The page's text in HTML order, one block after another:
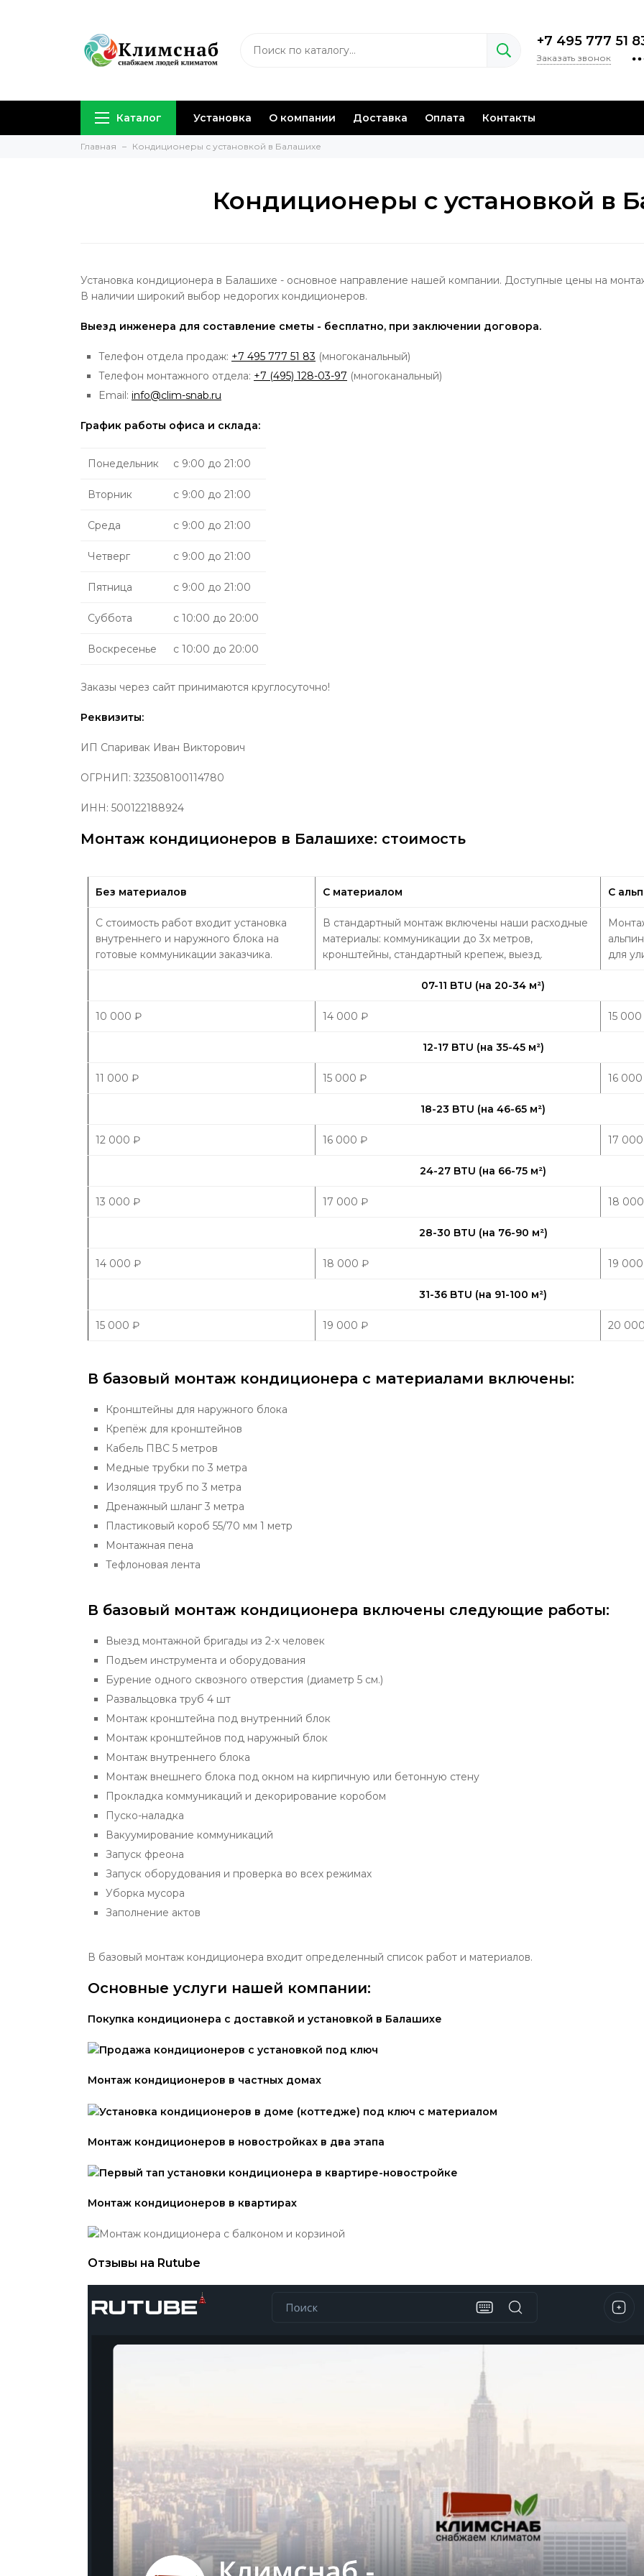
+7 495 777 51
Заказать звонок
Каталог Установка О компании Доставка Оплата Контакты
Главная Кондиционеры с установкой в Балашихе
Кондиционеры с установкой в
Установка кондиционера в Балашихе - основное направление нашей компании. Доступные цены на
В наличии широкий выбор недорогих кондиционеров.
Выезд инженера для составление сметы - бесплатно, при заключении договора.
Телефон отдела продаж: +7 495 777 51 83 (многоканальный)
Телефон монтажного отдела: +7 (495) 128-03-97 (многоканальный)
Email: info@clim-snab.ru
График работы офиса и склада:
Понедельник с 9:00 до 21:00
Вторник с 9:00 до 21:00
Среда с 9:00 до 21:00
Четверг с 9:00 до 21:00
Пятница с 9:00 до 21:00
Суббота с 10:00 до 20:00
Воскресенье с 10:00 до 20:00
Заказы через сайт принимаются круглосуточно!
Реквизиты:
ИП Спаривак Иван Викторович
ОГРНИП: 323508100114780
ИНН: 500122188924
Монтаж кондиционеров в Балашихе: стоимость
Без материалов С материалом С
С стоимость работ входит установка
внутреннего и наружного блока на
готовые коммуникации заказчика.
В стандартный монтаж включены наши расходные
материалы: коммуникации до 3х метров,
кронштейны, стандартный крепеж, выезд.
для
07-11 BTU (на 20-34 м²)
10 000 ₽ 14 000 ₽ 15 000
12-17 BTU (на 35-45 м²)
11 000 ₽ 15 000 ₽ 16
18-23 BTU (на 46-65 м²)
12 000 ₽ 16 000 ₽ 17
24-27 BTU (на 66-75 м²)
13 000 ₽ 17 000 ₽ 18
28-30 BTU (на 76-90 м²)
14 000 ₽ 18 000 ₽ 19
31-36 BTU (на 91-100 м²)
15 000 ₽ 19 000 ₽ 20
В базовый монтаж кондиционера с материалами включены:
Кронштейны для наружного блока
Крепёж для кронштейнов
Кабель ПВС 5 метров
Медные трубки по 3 метра
Изоляция труб по 3 метра
Дренажный шланг 3 метра
Пластиковый короб 55/70 мм 1 метр
Монтажная пена
Тефлоновая лента
В базовый монтаж кондиционера включены следующие работы:
Выезд монтажной бригады из 2-х человек
Подъем инструмента и оборудования
Бурение одного сквозного отверстия (диаметр 5 см.)
Развальцовка труб 4 шт
Монтаж кронштейна под внутренний блок
Монтаж кронштейнов под наружный блок
Монтаж внутреннего блока
Монтаж внешнего блока под окном на кирпичную или бетонную стену
Прокладка коммуникаций и декорирование коробом
Пуско-наладка
Вакуумирование коммуникаций
Запуск фреона
Запуск оборудования и проверка во всех режимах
Уборка мусора
Заполнение актов
В базовый монтаж кондиционера входит определенный список работ и материалов.
Основные услуги нашей компании:
Покупка кондиционера с доставкой и установкой в Балашихе
Монтаж кондиционеров в частных домах
Монтаж кондиционеров в новостройках в два этапа
Монтаж кондиционеров в квартирах
Отзывы на Rutube